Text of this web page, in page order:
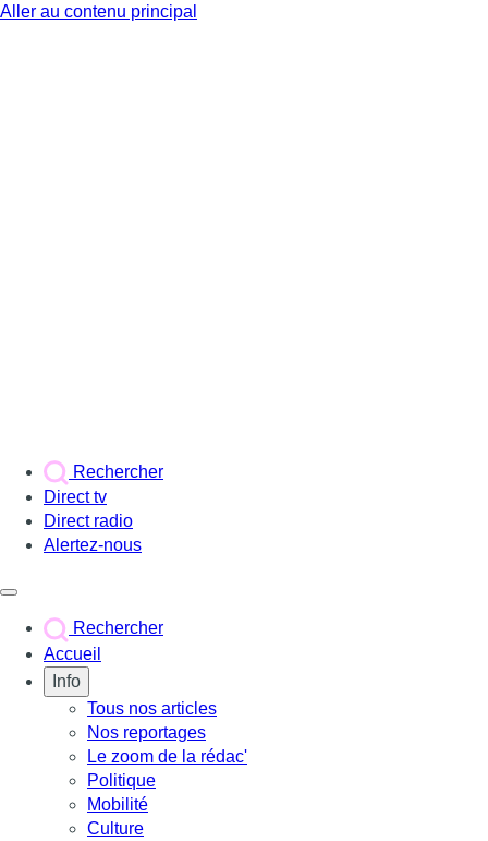
Aller au contenu principal
Rechercher
Direct tv
Direct radio
Alertez-nous
Rechercher
Accueil
Info
Tous nos articles
Nos reportages
Le zoom de la rédac'
Politique
Mobilité
Culture